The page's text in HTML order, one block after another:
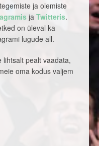
ja olemiste
ja Twitteris.
on üleval ka
lugude all.
lihtsalt pealt vaadata,
oma kodus valjem